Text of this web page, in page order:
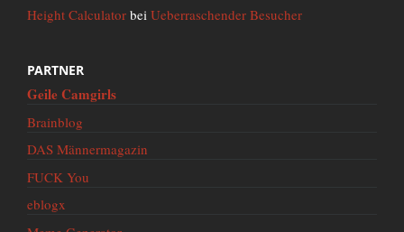
Height Calculator bei Ueberraschender Besucher
PARTNER
Geile Camgirls
Brainblog
DAS Männermagazin
FUCK You
eblogx